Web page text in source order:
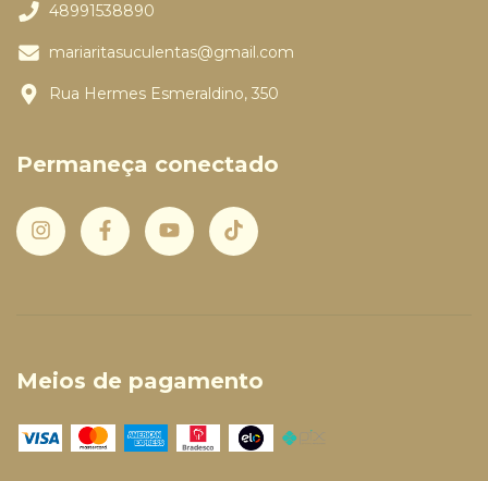
48991538890
mariaritasuculentas@gmail.com
Rua Hermes Esmeraldino, 350
Permaneça conectado
Meios de pagamento